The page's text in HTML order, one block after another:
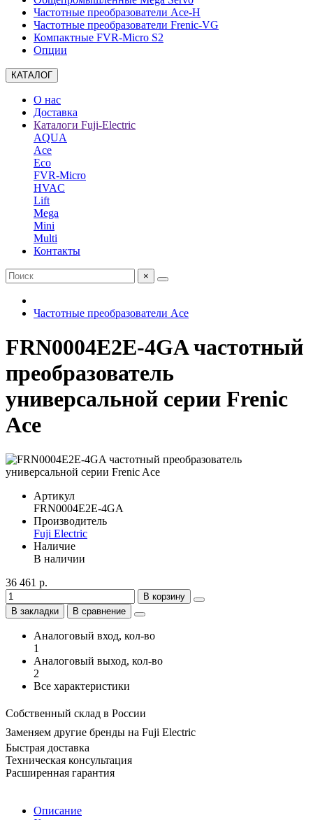
Частотные преобразователи Ace-H
Частотные преобразователи Frenic-VG
Компактные FVR-Micro S2
Опции
КАТАЛОГ
О нас
Доставка
Каталоги Fuji-Electric
AQUA
Ace
Eco
FVR-Micro
HVAC
Lift
Mega
Mini
Multi
Контакты
×
Частотные преобразователи Ace
FRN0004E2E-4GA частотный
преобразователь
универсальной серии Frenic
Ace
Артикул
FRN0004E2E-4GA
Производитель
Fuji Electric
Наличие
В наличии
36 461 р.
В корзину
В закладки
В сравнение
Аналоговый вход, кол-во
1
Аналоговый выход, кол-во
2
Все характеристики
Собственный склад в России
Заменяем другие бренды на Fuji Electric
Быстрая доставка
Техническая консультация
Расширенная гарантия
Описание